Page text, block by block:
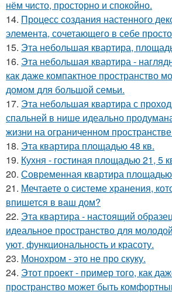
нём чисто, просторно и спокойно.
14. Процесс создания настенного
элемента, сочетающего в себе
15. Эта небольшая квартира,
16. Эта небольшая квартира -
как даже компактное пространство
домом для большой семьи.
17. Эта небольшая квартира с
спальней в нише идеально
жизни на ограниченном
18. Эта квартира площадью 48 кв.
19. Кухня - гостиная площадью 21, 5
20. Современная квартира
21. Мечтаете о системе хранения,
впишется в ваш дом?
22. Эта квартира - настоящий
идеальное пространство для
уют, функциональность и красоту.
23. Монохром - это не про скуку.
24. Этот проект - пример того, как
пространство может быть